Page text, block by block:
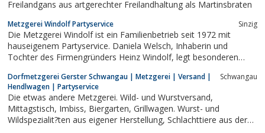
Freilandgans aus artgerechter Freilandhaltung als Martinsbraten
Metzgerei Windolf Partyservice Sinzig
Die Metzgerei Windolf ist ein Familienbetrieb seit 1972 mit
hauseigenem Partyservice. Daniela Welsch, Inhaberin und
Tochter des Firmengründers Heinz Windolf, legt besonderen
Spezialitäten.
Dorfmetzgerei Gerster Schwangau | Metzgerei | Versand |
Hendlwagen | Partyservice
Schwangau
Die etwas andere Metzgerei. Wild- und Wurstversand,
Mittagstisch, Imbiss, Biergarten, Grillwagen. Wurst- und
Wildspezialit?ten aus eigener Herstellung, Schlachttiere aus der